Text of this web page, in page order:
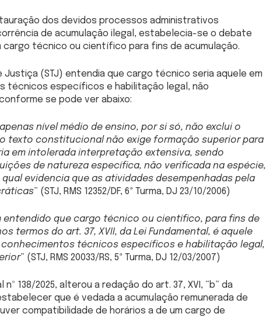
dos devidos processos administrativos
de acumulação ilegal, estabelecia-se o debate
técnico ou científico para fins de acumulação.
Justiça (STJ) entendia que cargo técnico seria aquele em
técnicos específicos e habilitação legal, não
se pode ver abaixo:
nível médio de ensino, por si só, não exclui o
texto constitucional não exige formação superior para
em intolerada interpretação extensiva, sendo
de natureza específica, não verificada na espécie,
evidencia que as atividades desempenhadas pela
” (STJ, RMS 12352/DF, 6ª Turma, DJ 23/10/2006)
entendido que cargo técnico ou científico, para fins de
termos do art. 37, XVII, da Lei Fundamental, é aquele
técnicos específicos e habilitação legal,
” (STJ, RMS 20033/RS, 5ª Turma, DJ 12/03/2007)
138/2025, alterou a redação do art. 37, XVI, “b” da
que é vedada a acumulação remunerada de
compatibilidade de horários a de um cargo de